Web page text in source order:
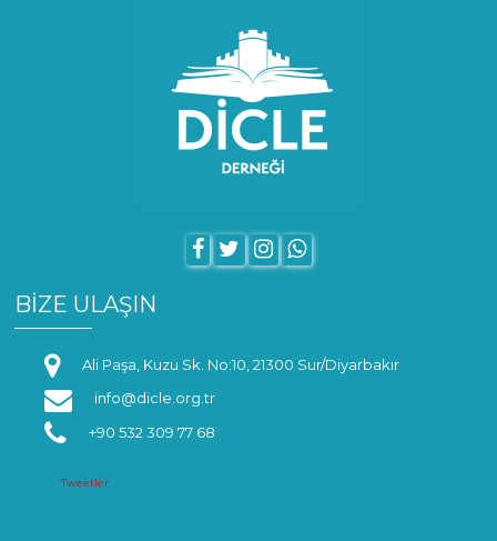
BİZE ULAŞIN
Ali Paşa, Kuzu Sk. No:10, 21300 Sur/Diyarbakır
info@dicle.org.tr
+90 532 309 77 68
Tweetler